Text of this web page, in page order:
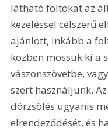
látható foltokat az
kezeléssel célszerű
ajánlott, inkább a
közben mossuk ki a
vászonszövetbe,
szert használjunk.
dörzsölés ugyanis
elrendeződését, és